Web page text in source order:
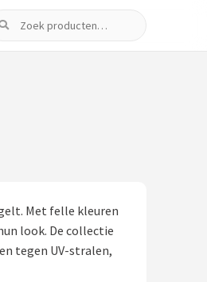
Met felle kleuren
look. De collectie
tegen UV-stralen,